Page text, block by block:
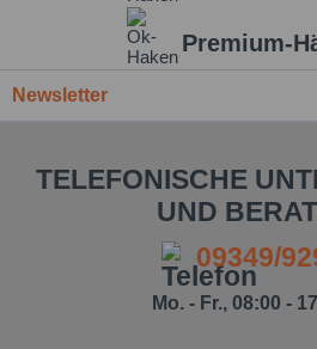
Premium-
Newsletter
TELEFONISCHE
UND
09349/
Mo. - Fr., 08:00 -